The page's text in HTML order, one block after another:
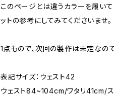
このページとは違うカラーを履い
ットの参考にしてみてくださいませ。
1点もので、次回の製作は未定なので
表記サイズ：ウェスト42
ウェスト84~104cm/ワタリ41cm/